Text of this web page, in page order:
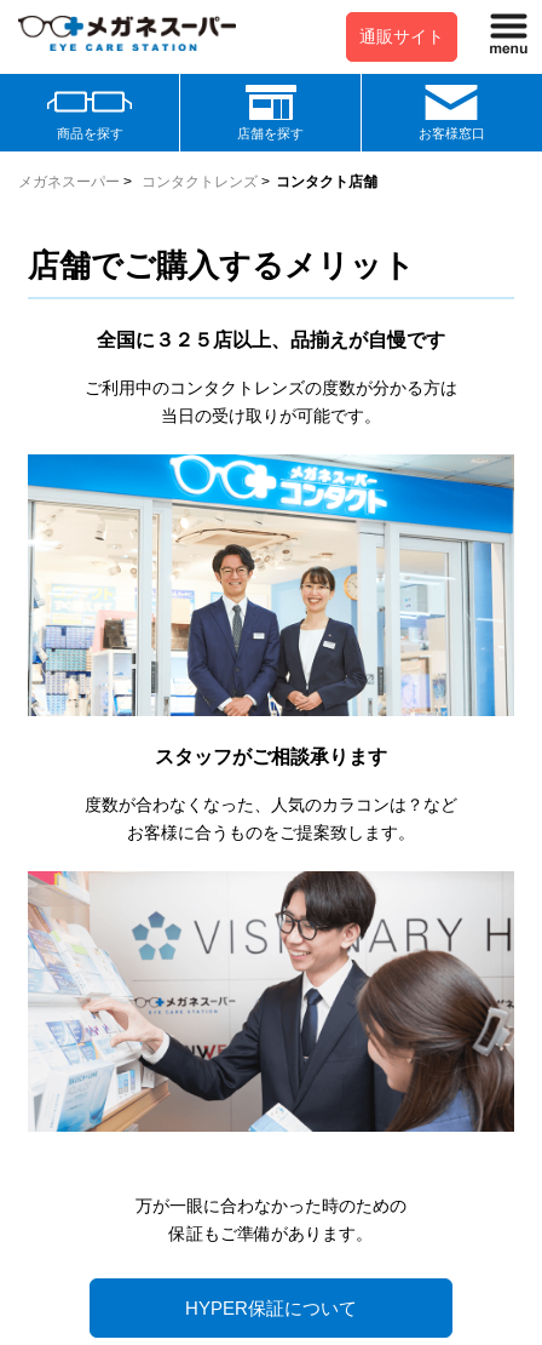
通販サイト
商品を探す 店舗を探す お客様窓口
メガネスーパー > コンタクトレンズ > コンタクト店舗
店舗でご購入するメリット
全国に３２５店以上、品揃えが自慢です
ご利用中のコンタクトレンズの度数が分かる方は
当日の受け取りが可能です。
スタッフがご相談承ります
度数が合わなくなった、人気のカラコンは？など
お客様に合うものをご提案致します。
万が一眼に合わなかった時のための
保証もご準備があります。
HYPER保証について